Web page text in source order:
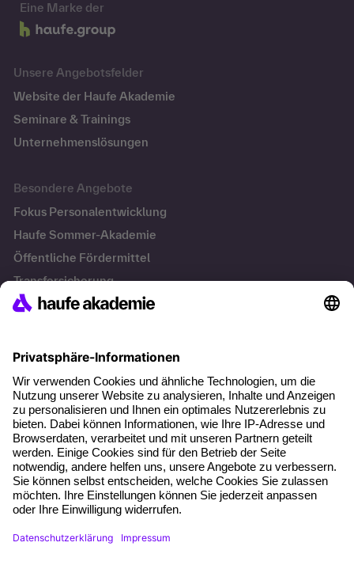
Eine Marke der
Unsere Angebotsfelder
Website der Haufe Akademie
Seminare & Trainings
Unternehmenslösungen
Besondere Angebote
Fokus Personalentwicklung
Haufe Sommer-Akademie
Öffentliche Fördermittel
Transfersicherung
Führung im KI-Zeitalter: Wie Human-AI-Leadership Teams
stark macht
Operatives Personalmanagement: Aufgaben, Prozesse
und Grundlagen im Überblick
KI Texte menschlicher machen und unverwechselbar
bleiben
KI-Projekte zum Erfolg bringen